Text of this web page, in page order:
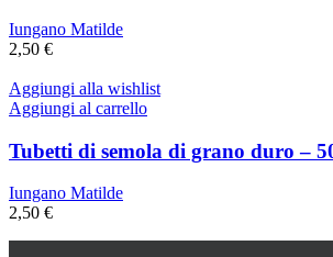
Iungano Matilde
2,50 €
Aggiungi alla wishlist
Aggiungi al carrello
Tubetti di semola di grano duro –
Iungano Matilde
2,50 €